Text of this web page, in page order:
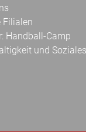
Filialen
Handball-Camp
und Soziales